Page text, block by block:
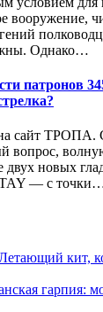
вооружение,
Однако…
патронов
сайт ТРОПА.
вопрос,
двух новых
— с
кит,
гарпия: